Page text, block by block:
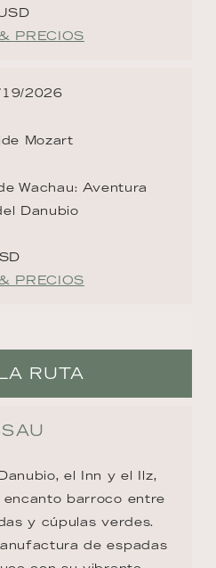
PRECIOS
19/2026
Mozart
Wachau: Aventura
Danubio
PRECIOS
RUTA
el Inn y el Ilz,
encanto barroco entre
y cúpulas verdes.
de espadas